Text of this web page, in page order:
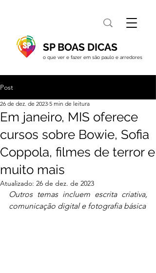
SP BOAS DICAS
o que ver e fazer em são paulo e arredores
Post
Em janeiro, MIS oferece
cursos sobre Bowie, Sofia
Coppola, filmes de terror e
muito mais
26 de dez. de 2023 5 min de leitura
Atualizado: 26 de dez. de 2023
Outros temas incluem escrita criativa,
comunicação digital e fotografia básica